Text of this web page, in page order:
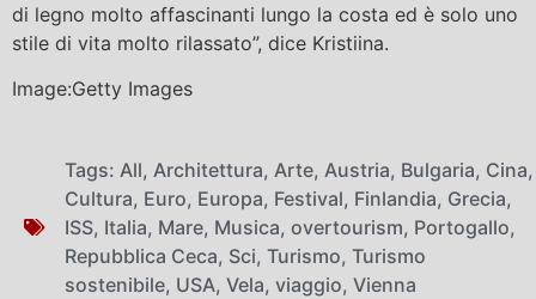
di legno molto affascinanti lungo la costa ed è solo uno
stile di vita molto rilassato”, dice Kristiina.
Image:Getty Images
Tags: All, Architettura, Arte, Austria, Bulgaria, Cina,
Cultura, Euro, Europa, Festival, Finlandia, Grecia,
ISS, Italia, Mare, Musica, overtourism, Portogallo,
Repubblica Ceca, Sci, Turismo, Turismo
sostenibile, USA, Vela, viaggio, Vienna